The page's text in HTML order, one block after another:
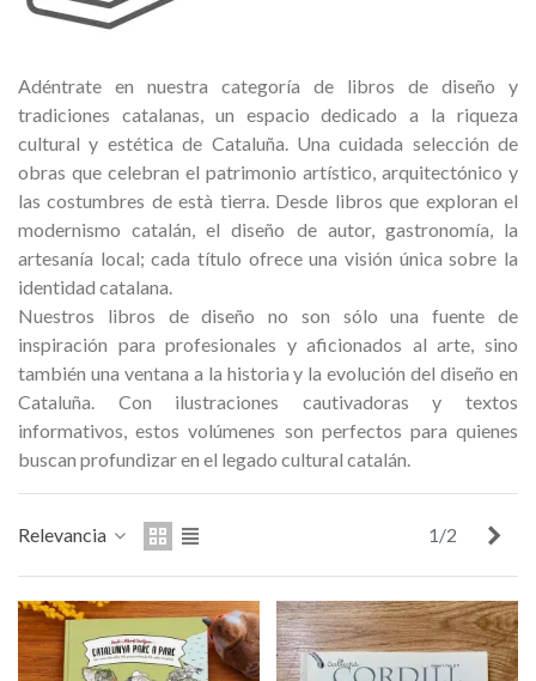
Adéntrate en nuestra categoría de libros de diseño y
tradiciones catalanas, un espacio dedicado a la riqueza
cultural y estética de Cataluña. Una cuidada selección de
obras que celebran el patrimonio artístico, arquitectónico y
las costumbres de està tierra. Desde libros que exploran el
modernismo catalán, el diseño de autor, gastronomía, la
artesanía local; cada título ofrece una visión única sobre la
identidad catalana.
Nuestros libros de diseño no son sólo una fuente de
inspiración para profesionales y aficionados al arte, sino
también una ventana a la historia y la evolución del diseño en
Cataluña. Con ilustraciones cautivadoras y textos
informativos, estos volúmenes son perfectos para quienes
buscan profundizar en el legado cultural catalán.
Relevancia 1/2
conmemorativa Gaudí 2026
– Edición limitada
89,00 € NUEVO
Añadir al carrito
Mochila Stivibags
149,00 €
Ver más